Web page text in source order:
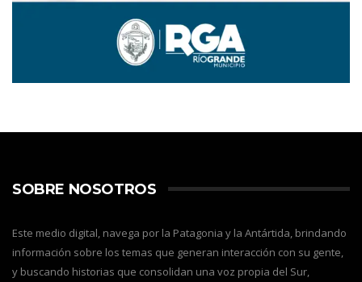
SOBRE NOSOTROS
Este medio digital, navega por la Patagonia y la Antártida, brindando
información sobre los temas que generan interacción con su gente,
y buscando historias que consolidan una voz propia del Sur,